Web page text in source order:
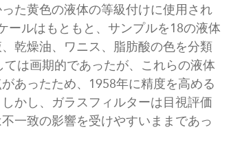
た黄色の液体の等級付けに使用され
ールはもともと、サンプルを18の液体
乾燥油、ワニス、脂肪酸の色を分類
は画期的であったが、これらの液体
あったため、1958年に精度を高める
かし、ガラスフィルターは目視評価
一致の影響を受けやすいままであっ